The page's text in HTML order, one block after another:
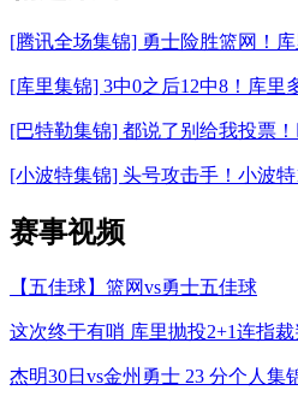
[腾讯全场集锦] 勇士险胜篮网！
[库里集锦] 3中0之后12中8！库里
[巴特勒集锦] 都说了别给我投票
[小波特集锦] 头号攻击手！小波
赛事视频
【五佳球】篮网vs勇士五佳球
这次终于有哨 库里抛投2+1连指裁
杰明30日vs金州勇士 23 分个人集